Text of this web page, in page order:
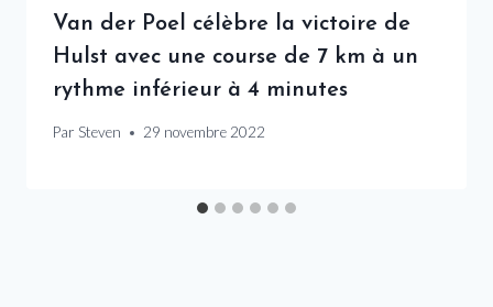
Van der Poel célèbre la victoire de
Hulst avec une course de 7 km à un
rythme inférieur à 4 minutes
Par Steven 29 novembre 2022